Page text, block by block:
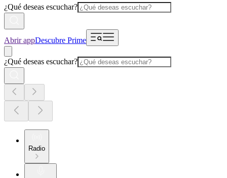
¿Qué deseas escuchar?
Abrir appDescubre Prime
¿Qué deseas escuchar?
Radio